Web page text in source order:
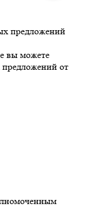
предложений
вы можете
от